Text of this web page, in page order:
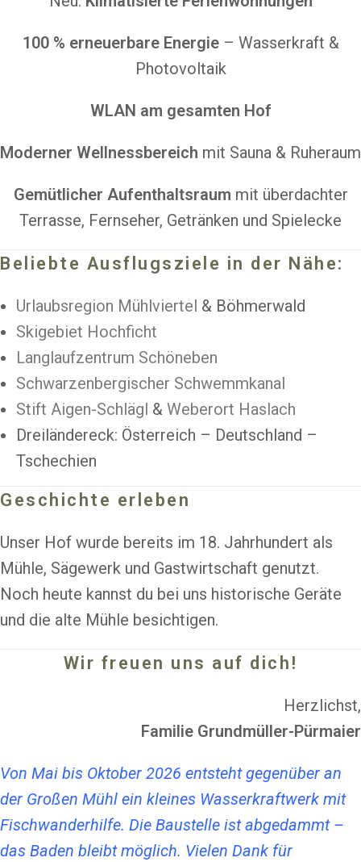
100 % erneuerbare Energie– Wasserkraft &
Photovoltaik
WLAN am gesamten Hof
Moderner Wellnessbereich mit Sauna & Ruheraum
Gemütlicher Aufenthaltsraum mit überdachter
Terrasse, Fernseher, Getränken und Spielecke
Beliebte Ausflugsziele in der Nähe:
Urlaubsregion Mühlviertel & Böhmerwald
Skigebiet Hochficht
Langlaufzentrum Schöneben
Schwarzenbergischer Schwemmkanal
Stift Aigen-Schlägl & Weberort Haslach
Dreiländereck: Österreich – Deutschland –
Tschechien
Geschichte erleben
Unser Hof wurde bereits im 18. Jahrhundert als
Mühle, Sägewerk und Gastwirtschaft genutzt.
Noch heute kannst du bei uns historische Geräte
und die alte Mühle besichtigen.
Wir freuen uns auf dich!
Herzlichst,
Familie Grundmüller-Pürmaier
Von Mai bis Oktober 2026 entsteht gegenüber an
der Großen Mühl ein kleines Wasserkraftwerk mit
Fischwanderhilfe. Die Baustelle ist abgedammt –
das Baden bleibt möglich. Vielen Dank für